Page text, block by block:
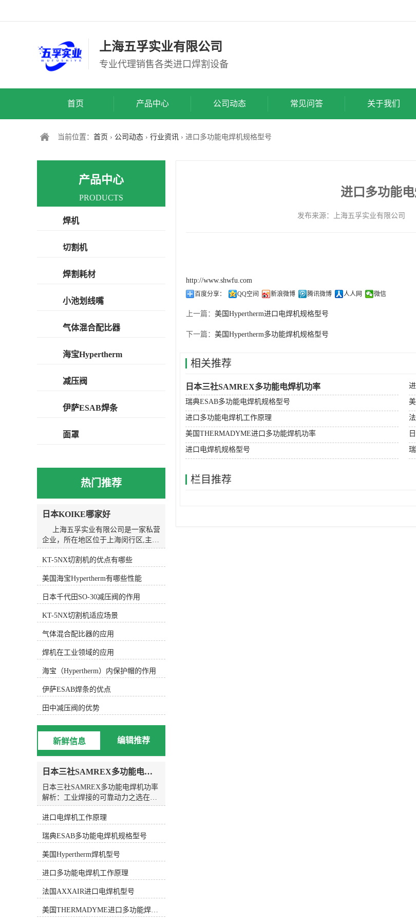
上海五孚实业有限公司
专业代理销售各类进口焊割设备
首页 产品中心 公司动态 常见问答 关于我们
当前位置： 首页 › 公司动态 › 行业资讯 › 进口多功能电焊机规格型号
进口多功能
发布来源：上海五孚实业有限公
http://www.shwfu.com
百度分享： QQ空间 新浪微博 腾讯微博 人人网 微信
上一篇： 美国Hypertherm进口电焊机规格型号
下一篇： 美国Hypertherm多功能焊机规格型号
相关推荐
日本三社SAMREX多功能电焊机功率
瑞典ESAB多功能电焊机规格型号
进口多功能电焊机工作原理
美国THERMADYME进口多功能焊机功率
进口电焊机规格型号
栏目推荐
产品中心
PRODUCTS
焊机
切割机
焊割耗材
小池划线嘴
气体混合配比器
海宝Hypertherm
减压阀
伊萨ESAB焊条
面罩
热门推荐
日本KOIKE哪家好
上海五孚实业有限公司是一家私营
企业，所在地区位于上海闵行区,主营
产品或服务为焊割设备。我们以诚
信、实力和质量获得业界的高度认
服务*”的经营理念为广大客户提供*的
服务。欢迎各界朋友莅临上海五孚实
业有限公司参观、指导和业务洽谈。
KOIKE小池划线嘴的应用广泛。在
金属加工行业中，它常用于切割和划
线金属材料，如钢板、铝板、不锈钢
等。在焊接行业中，KOIKE小池划线
嘴可以用于焊接前的准备工作，如划
KOIKE小池划线嘴可以用于划线和切
割船体结构，提高造船工作的精度和
效率。 总的来说，KOIKE小池划
线嘴是一种由日本KOIKE公司生产的
切割设备配件，具有高精度的切割效
果、耐用性和稳定性。它广泛应用于
金属加工、焊接、造船等行业，用于
切割和划线工作。KOIKE小池划线嘴
的特点包括高精度的切割效果、耐用
性和稳定性，易于更换和调整。它的
应用范围涵盖金属加工、焊接、造船
等领域，能够提高工作效率和精度。
KT-5NX切割机的优点有哪些
美国海宝Hypertherm有哪些性能
日本千代田SO-30减压阀的作用
KT-5NX切割机适应场景
气体混合配比器的应用
焊机在工业领域的应用
海宝（Hypertherm）内保护帽的作用
伊萨ESAB焊条的优点
田中减压阀的优势
新鲜信息 编辑推荐
日本三社SAMREX多功能电焊机功率
日本三社SAMREX多功能电焊机功率
解析：工业焊接的可靠动力之选在现
代工业制造领域，焊接作为一项基础
而关键的工艺，其设备的选择直接影
进口焊割设备品牌中，日本三社
SAMREX凭借其扎实的制造工艺和稳
定的性能表现，一直深受行业用户的
信赖。今天，我们就来深入解析
SAMREX多功能电焊机的功率特性，
帮助您更全面地了解这一来自日本的
焊接利器。功率：焊接设备的核心指
标对于任何一台电焊机而言，功率都
进口电焊机工作原理
瑞典ESAB多功能电焊机规格型号
美国Hypertherm焊机型号
进口多功能电焊机工作原理
法国AXXAIR进口电焊机型号
美国THERMADYME进口多功能焊机功率